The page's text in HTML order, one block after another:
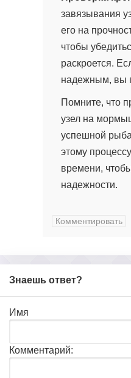
завязывания
его на
чтобы
раскроется.
надежным, вы
Помните, что
узел на
успешной
этому
времени,
надежности.
Комментировать
Знаешь ответ?
Имя
Комментарий: